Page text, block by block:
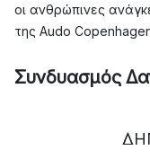
οι ανθρώπινες
της Audo
Συνδυασμός
Η Audo